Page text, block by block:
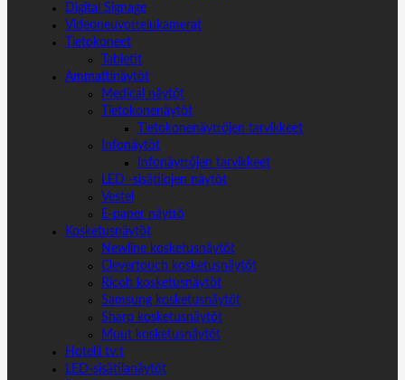
Digital Signage
Videoneuvottelukamerat
Tietokoneet
Tabletit
Ammattinäytöt
Medical näytöt
Tietokonenäytöt
Tietokonenäyttöjen tarvikkeet
Infonäytöt
Infonäyttöjen tarvikkeet
LED -sisätilojen näytöt
Vestel
E-paper näyttö
Kosketusnäytöt
Newline kosketusnäytöt
Clevertouch kosketusnäytöt
Ricoh kosketusnäytöt
Samsung kosketusnäytöt
Sharp kosketusnäytöt
Muut kosketusnäytöt
Hotelli tv:t
LED-sisätilanäytöt